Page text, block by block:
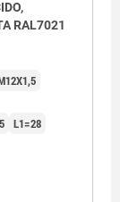
RAL7021
L1=28